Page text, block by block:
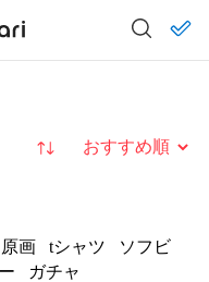
並び替え
原画 tシャツ
ソフビ
ガチャ